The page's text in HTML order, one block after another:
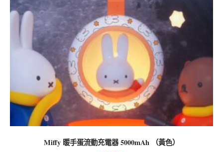
Miffy 暖手蛋流動充電器 5000mAh （黃色）